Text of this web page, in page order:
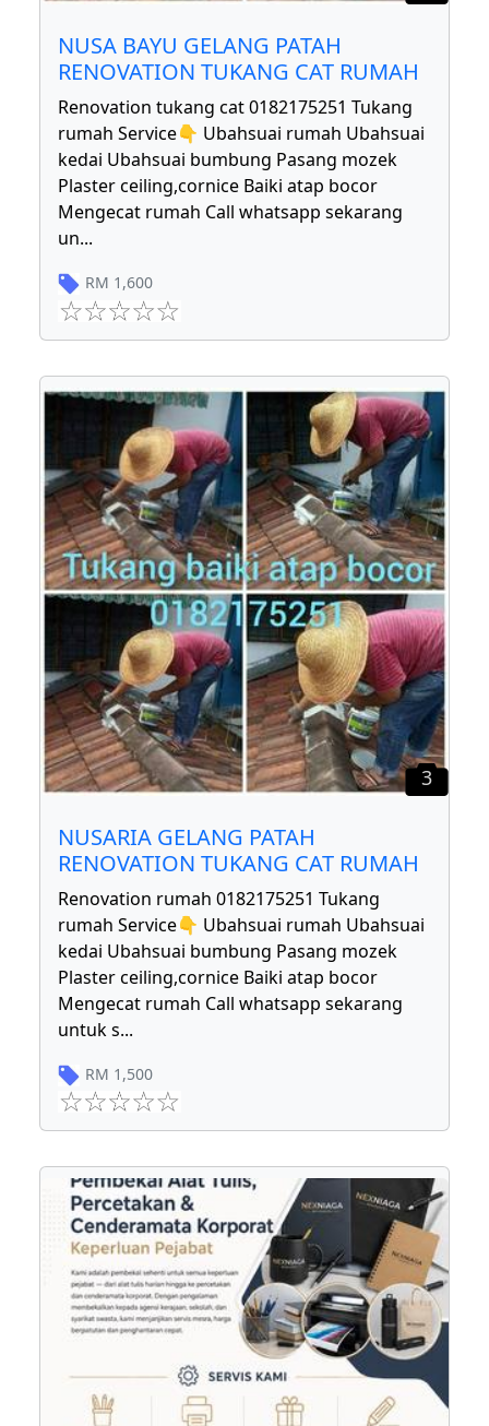
NUSA BAYU GELANG PATAH
RENOVATION TUKANG CAT RUMAH
Renovation tukang cat 0182175251 Tukang
rumah Service👇 Ubahsuai rumah Ubahsuai
kedai Ubahsuai bumbung Pasang mozek
Plaster ceiling,cornice Baiki atap bocor
Mengecat rumah Call whatsapp sekarang
un...
RM 1,600
3
NUSARIA GELANG PATAH
RENOVATION TUKANG CAT RUMAH
Renovation rumah 0182175251 Tukang
rumah Service👇 Ubahsuai rumah Ubahsuai
kedai Ubahsuai bumbung Pasang mozek
Plaster ceiling,cornice Baiki atap bocor
Mengecat rumah Call whatsapp sekarang
untuk s...
RM 1,500